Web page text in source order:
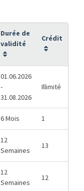
Durée de
validité
Crédit
01.06.2026
-
31.08.2026
Illimité
6 Mois 1
12
Semaines
13
12
Semaines
12